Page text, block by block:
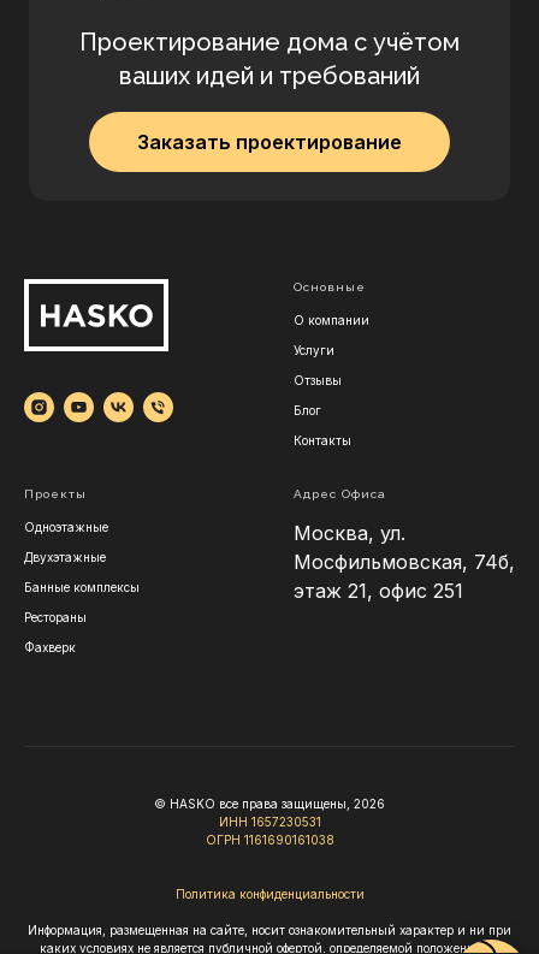
Проектирование дома с учётом
ваших идей и требований
Заказать проектирование
Основные
О компании
Услуги
Отзывы
Блог
Контакты
Проекты
Одноэтажные
Двухэтажные
Банные комплексы
Рестораны
Фахверк
Адрес Офиса
Москва, ул.
Мосфильмовская, 74б,
этаж 21, офис 251
© HASKO все права защищены, 2026
ИНН 1657230531
ОГРН 1161690161038
Политика конфиденциальности
Информация, размещенная на сайте, носит ознакомительный характер и ни при
каких условиях не является публичной офертой, определяемой положениями